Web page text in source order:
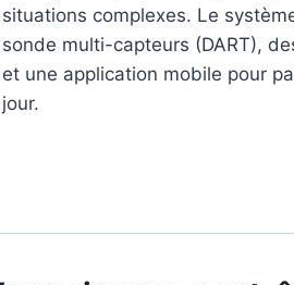
situations complexes. Le
sonde multi-capteurs (DART),
et une application mobile pour
jour.